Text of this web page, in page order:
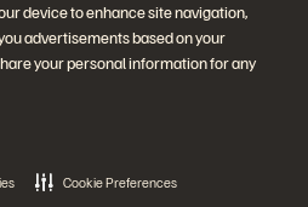
device to enhance site navigation,
advertisements based on your
your personal information for any
Cookie Preferences
우
파트너 개요
파트너 센터
파트너 인증